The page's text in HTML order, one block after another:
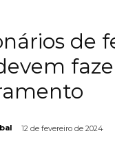
de
12 de fevereiro de 2024